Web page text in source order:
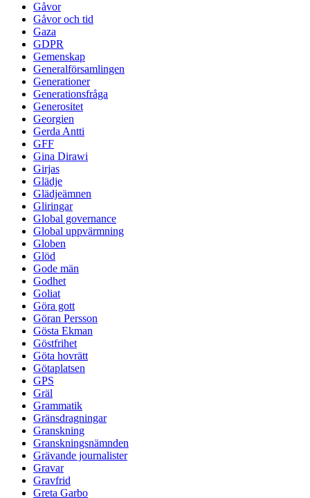
Gåvor
Gåvor och tid
Gaza
GDPR
Gemenskap
Generalförsamlingen
Generationer
Generationsfråga
Generositet
Georgien
Gerda Antti
GFF
Gina Dirawi
Girjas
Glädje
Glädjeämnen
Gliringar
Global governance
Global uppvärmning
Globen
Glöd
Gode män
Godhet
Goliat
Göra gott
Göran Persson
Gösta Ekman
Göstfrihet
Göta hovrätt
Götaplatsen
GPS
Gräl
Grammatik
Gränsdragningar
Granskning
Granskningsnämnden
Grävande journalister
Gravar
Gravfrid
Greta Garbo